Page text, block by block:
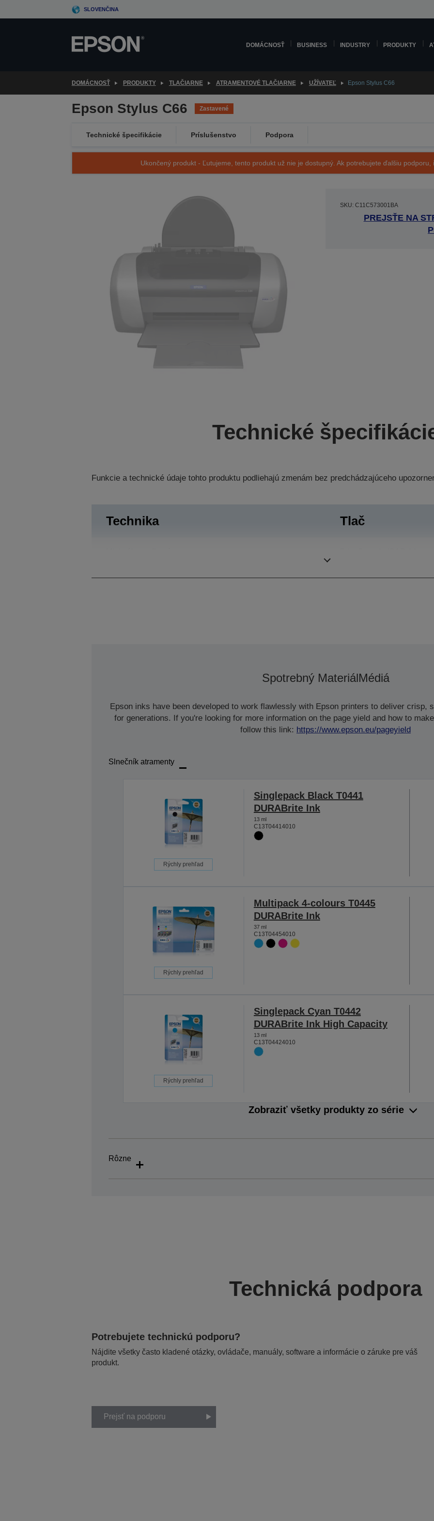
to
SLOVENČINA
DOMÁCNOSŤ BUSINESS INDUSTRY PRODUKTY
DOMÁCNOSŤ PRODUKTY TLAČIARNE ATRAMENTOVÉ TLAČIARNE UŽÍVATEĽ Epson Stylus C66
Epson Stylus C66 Zastavené
Technické špecifikácie Príslušenstvo Podpora
Ukončený produkt - Ľutujeme, tento produkt už nie je dostupný. Ak potrebujete ďalšiu podporu,
SKU: C11C573001BA
PREJSŤE NA
Technické
Funkcie a technické údaje tohto produktu podliehajú zmenám bez predchádzajúceho
Technika Tlač
Spotrebný MateriálMédiá
Epson inks have been developed to work flawlessly with Epson printers to deliver crisp,
for generations. If you're looking for more information on the page yield and how to
follow this link: https://www.epson.eu/pageyield
Slnečník atramenty
Rýchly prehľad
Singlepack Black T0441
DURABrite Ink
13 ml
C13T04414010
Rýchly prehľad
Multipack 4-colours T0445
DURABrite Ink
37 ml
C13T04454010
Rýchly prehľad
Singlepack Cyan T0442
DURABrite Ink High Capacity
13 ml
C13T04424010
Zobraziť všetky produkty zo série
Rôzne
Technická podpora
Potrebujete technickú podporu?
Nájdite všetky často kladené otázky, ovládače, manuály, software a informácie o záruke pre váš
produkt.
Prejsť na podporu